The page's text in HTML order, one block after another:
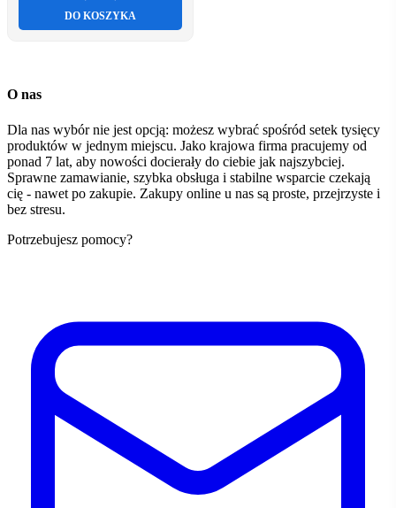
DO KOSZYKA
O nas
Dla nas wybór nie jest opcją: możesz wybrać spośród setek tysięcy
produktów w jednym miejscu. Jako krajowa firma pracujemy od
ponad 7 lat, aby nowości docierały do ciebie jak najszybciej.
Sprawne zamawianie, szybka obsługa i stabilne wsparcie czekają
cię - nawet po zakupie. Zakupy online u nas są proste, przejrzyste i
bez stresu.
Potrzebujesz pomocy?